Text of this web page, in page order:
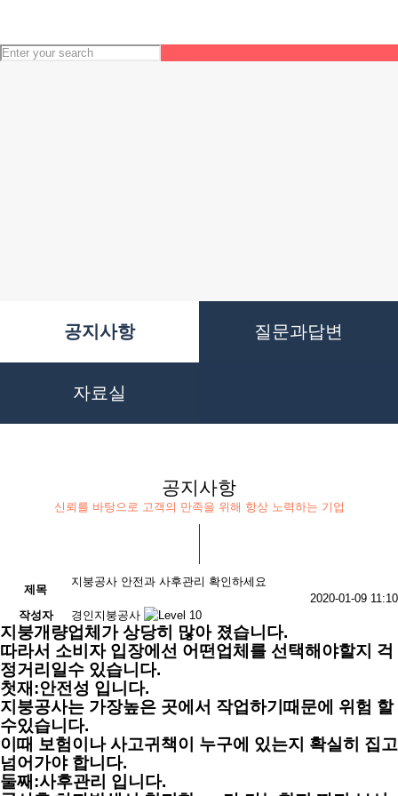
공지사항 질문과답변
자료실
공지사항
신뢰를 바탕으로 고객의 만족을 위해 항상 노력하는 기업
제목
지붕공사 안전과 사후관리 확인하세요
2020-01-09 11:10
작성자
경인지붕공사
지붕개량업체가 상당히 많아 졌습니다.
따라서 소비자 입장에선 어떤업체를 선택해야할지 걱
정거리일수 있습니다.
첫재:안전성 입니다.
지붕공사는 가장높은 곳에서 작업하기때문에 위험 할
수있습니다.
이때 보험이나 사고귀책이 누구에 있는지 확실히 집고
넘어가야 합니다.
둘째:사후관리 입니다.